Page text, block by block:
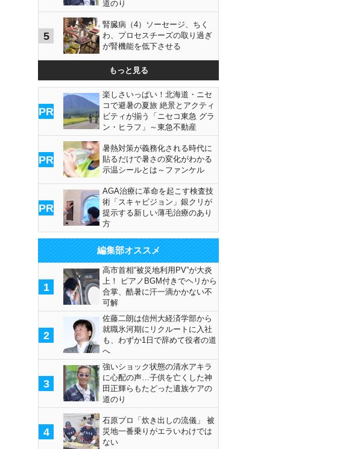
道のり
5
腎臓病（4）ソーセージ、ちく
わ、プロセスチーズの取り過ぎ
が腎機能を低下させる
もっと見る
PR
楽しさいっぱい！北海道・ニセ
コで避暑の夏旅 絶景とアクティ
ビティが揃う「ニセコ東急 グラ
ン・ヒラフ」～東急不動産
PR
暑熱対策が義務化される時代に
貼るだけで暑さの変化がわかる
示温シールとは～ファンケル
PR
AGA治療に革命を起こす検査技
術「スキャビジョン」銀クリが
提示する新しい薄毛治療のあり
方
編集部オススメ
1
高市首相“被災地利用PV”が大炎
上！ ピアノBGM付きでヘリから
合掌、酷暑に汗一滴かかない不
可解
2
佐藤二朗は信州大経済学部から
就職氷河期にリクルートに入社
も、わずか1日で辞めて役者の道
へ
3
強いショック状態の清水アキラ
に心配の声…子供を亡くした神
田正輝らもたどった遺族ケアの
道のり
4
石原プロ「炊き出しの流儀」 被
災地一番乗りがエラいわけでは
ない